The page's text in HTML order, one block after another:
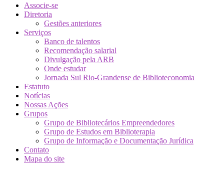
Associe-se
Diretoria
Gestões anteriores
Serviços
Banco de talentos
Recomendação salarial
Divulgação pela ARB
Onde estudar
Jornada Sul Rio-Grandense de Biblioteconomia
Estatuto
Notícias
Nossas Ações
Grupos
Grupo de Bibliotecários Empreendedores
Grupo de Estudos em Biblioterapia
Grupo de Informação e Documentação Jurídica
Contato
Mapa do site